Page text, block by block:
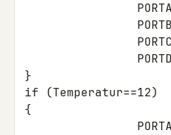
PORTA
PORTB
PORTC
PORTD
}
if
(Temperatur==12)
{
PORTA